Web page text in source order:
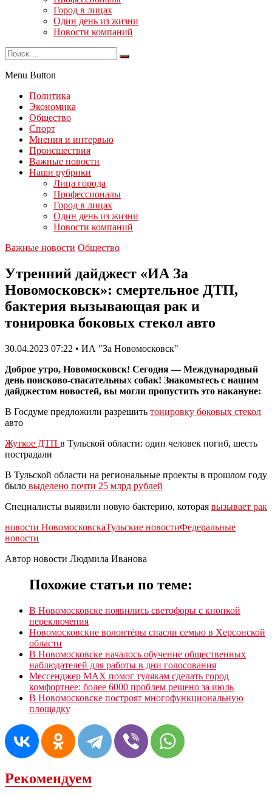
Город в лицах
Один день из жизни
Новости компаний
Menu Button
Политика
Экономика
Общество
Спорт
Мнения и интервью
Происшествия
Важные новости
Наши рубрики
Лица города
Профессионалы
Город в лицах
Один день из жизни
Новости компаний
Важные новости Общество
Утренний дайджест «ИА За
Новомосковск»: смертельное ДТП,
бактерия вызывающая рак и
тонировка боковых стекол авто
30.04.2023 07:22 • ИА "За Новомосковск"
Доброе утро, Новомосковск! Сегодня — Международный
день поисково-спасательных собак! Знакомьтесь с нашим
дайджестом новостей, вы могли пропустить это накануне:
В Госдуме предложили разрешить тонировку боковых стекол
авто
Жуткое ДТП в Тульской области: один человек погиб, шесть
пострадали
В Тульской области на региональные проекты в прошлом году
было выделено почти 25 млрд рублей
Специалисты выявили новую бактерию, которая вызывает рак
новости НовомосковскаТульские новостиФедеральные
новости
Автор новости Людмила Иванова
Похожие статьи по теме:
В Новомосковске появились светофоры с кнопкой
переключения
Новомосковские волонтёры спасли семью в Херсонской
области
В Новомосковске началось обучение общественных
наблюдателей для работы в дни голосования
Мессенджер MAX помог тулякам сделать город
комфортнее: более 6000 проблем решено за июль
В Новомосковске построят многофункциональную
площадку
Рекомендуем